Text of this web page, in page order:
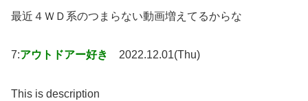
最近４ＷＤ系のつまらない動画増えてるからな
7:アウトドアー好き 2022.12.01(Thu)
This is description